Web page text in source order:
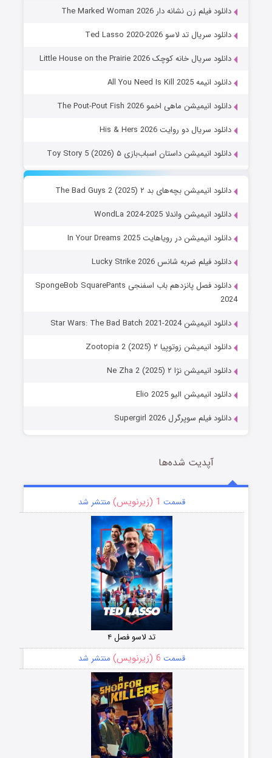
دانلود فیلم زن نشانه دار The Marked Woman 2026
دانلود سریال تد لاسو Ted Lasso 2020-2026
دانلود سریال خانه کوچک Little House on the Prairie 2026
دانلود انیمه All You Need Is Kill 2025
دانلود انیمیشن ماهی اخمو The Pout-Pout Fish 2026
دانلود سریال دو روایت His & Hers 2026
دانلود انیمیشن داستان اسباب‌بازی ۵ Toy Story 5 (2026)
دانلود انیمیشن بچه‌های بد ۲ The Bad Guys 2 (2025)
دانلود انیمیشن واندلا WondLa 2024-2025
دانلود انیمیشن در رویاهایت In Your Dreams 2025
دانلود فیلم ضربه شانس Lucky Strike 2026
دانلود فصل پانزدهم باب اسفنجی SpongeBob SquarePants
2024
دانلود انیمیشن Star Wars: The Bad Batch 2021-2024
دانلود انیمیشن زوتوپیا ۲ Zootopia 2 (2025)
دانلود انیمیشن نژا ۲ Ne Zha 2 (2025)
دانلود انیمیشن الیو Elio 2025
دانلود فیلم سوپرگرل Supergirl 2026
آپدیت شده‌ها
قسمت 1 (زیرنویس) منتشر شد
تد لاسو فصل ۴
قسمت 6 (زیرنویس) منتشر شد